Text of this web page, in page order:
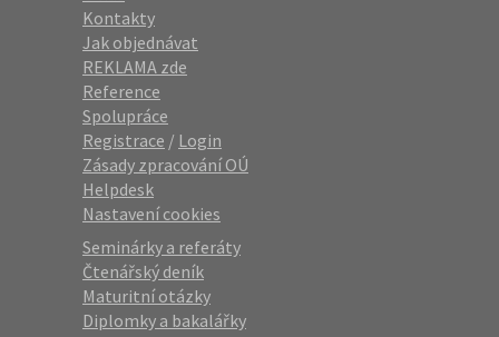
Kontakty
Jak objednávat
REKLAMA zde
Reference
Spolupráce
Registrace / Login
Zásady zpracování OÚ
Helpdesk
Nastavení cookies
Seminárky a referáty
Čtenářský deník
Maturitní otázky
Diplomky a bakalářky